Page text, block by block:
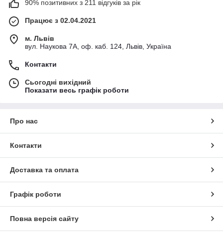
90% позитивних з 211 відгуків за рік
Працює з 02.04.2021
м. Львів
вул. Наукова 7А, оф. каб. 124, Львів, Україна
Контакти
Сьогодні вихідний
Показати весь графік роботи
Про нас
Контакти
Доставка та оплата
Графік роботи
Повна версія сайту